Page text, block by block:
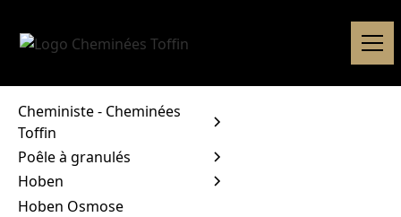
Cheministe - Cheminées
Toffin
Poêle à granulés
Hoben
Hoben Osmose